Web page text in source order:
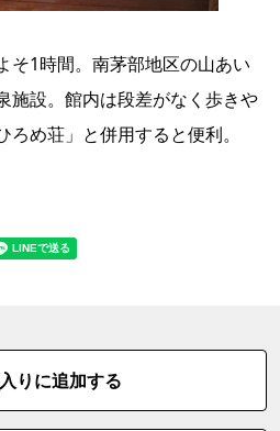
そ1時間。南茅部地区の山あい
施設。館内は段差がなく歩きや
め荘」と併用すると便利。
りに追加する